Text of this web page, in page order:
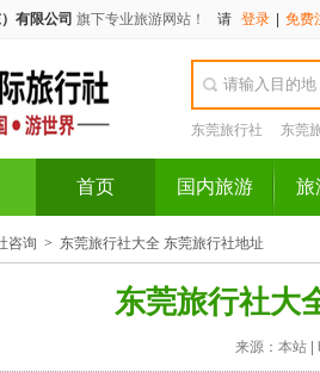
有限公司 旗下专业旅游网站！ 请 登录 免费
东莞旅行社 东莞
首页 国内旅游 旅
咨询 > 东莞旅行社大全 东莞旅行社地址
东莞旅行社大
来源：本站 |